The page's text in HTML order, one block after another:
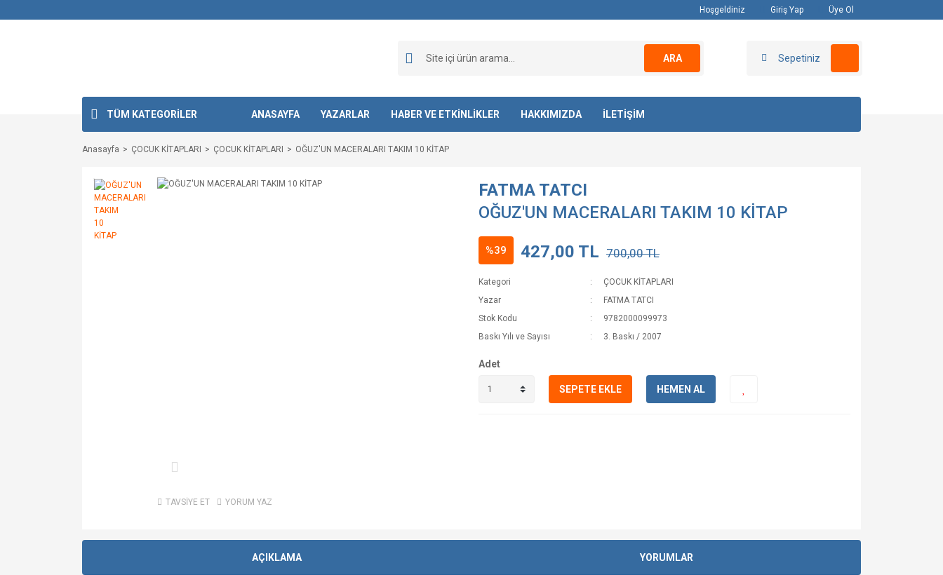
Hoşgeldiniz Giriş Yap Üye Ol
ARA Sepetiniz
TÜM KATEGORİLER ANASAYFA YAZARLAR HABER VE ETKİNLİKLER HAKKIMIZDA İLETİŞİM
Anasayfa ÇOCUK KİTAPLARI ÇOCUK KİTAPLARI OĞUZ'UN MACERALARI TAKIM 10 KİTAP
TAVSİYE ET YORUM YAZ
FATMA TATCI
OĞUZ'UN MACERALARI TAKIM 10 KİTAP
%39 427,00 TL 700,00 TL
Kategori
ÇOCUK KİTAPLARI
Yazar
FATMA TATCI
Stok Kodu
9782000099973
Baskı Yılı ve Sayısı
3. Baskı / 2007
Adet
SEPETE EKLE HEMEN AL
AÇIKLAMA YORUMLAR